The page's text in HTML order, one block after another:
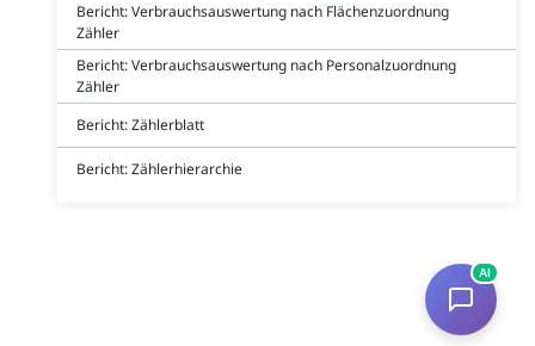
Bericht: Verbrauchsauswertung nach Flächenzuordnung
Zähler
Bericht: Verbrauchsauswertung nach Personalzuordnung
Zähler
Bericht: Zählerblatt
Bericht: Zählerhierarchie
AI